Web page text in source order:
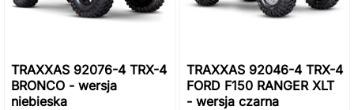
TRAXXAS 92076-4 TRX-4
BRONCO - wersja
niebieska
TRAXXAS 92046-4 TRX-4
FORD F150 RANGER XLT
- wersja czarna